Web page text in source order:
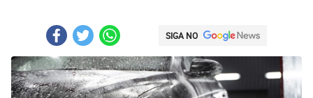
SIGA NO